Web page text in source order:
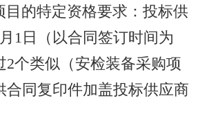
目的特定资格要求：投标供
1日（以合同签订时间为
2个类似（安检装备采购项
合同复印件加盖投标供应商